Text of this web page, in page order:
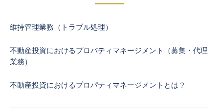
維持管理業務（トラブル処理）
不動産投資におけるプロパティマネージメント（募集・代理
業務）
不動産投資におけるプロパティマネージメントとは？